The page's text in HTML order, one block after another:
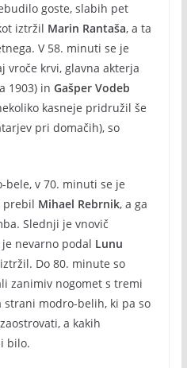
goste, slabih pet
iztržil Marin Rantaša, a ta
V 58. minuti se je
vroče krvi, glavna akterja
1903) in Gašper Vodeb
kasneje pridružil še
pri domačih), so
bele, v 70. minuti se je
prebil Mihael Rebrnik, a ga
Slednji je vnovič
nevarno podal Lunu
Do 80. minute so
zanimiv nogomet s tremi
modro-belih, ki pa so
a kakih
bilo.